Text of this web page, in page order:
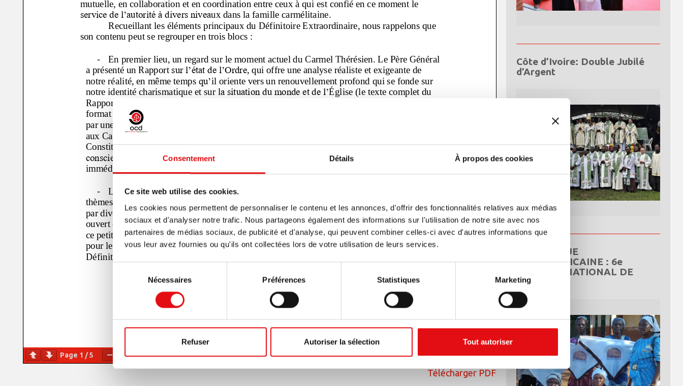
Consentement Détails À propos des cookies
Ce site web utilise des cookies.
Les cookies nous permettent de personnaliser le contenu et les annonces, d'offrir des fonctionnalités relatives aux médias
sociaux et d'analyser notre trafic. Nous partageons également des informations sur l'utilisation de notre site avec nos
partenaires de médias sociaux, de publicité et d'analyse, qui peuvent combiner celles-ci avec d'autres informations que
vous leur avez fournies ou qu'ils ont collectées lors de votre utilisation de leurs services.
consentement
Nécessaires Préférences Statistiques Marketing
Refuser Autoriser la sélection Tout autoriser
Page 1 /5 Zoom100%
Télécharger PDF
Côte d’Ivoire: Double Jubilé
d’Argent
RÉPUBLIQUE
CENTRAFRICAINE : 6e
CONGRÈS NATIONAL DE
L’OCDS